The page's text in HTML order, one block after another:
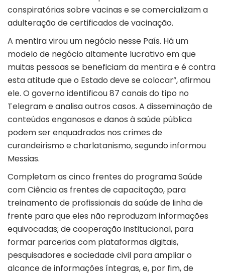
conspiratórias sobre vacinas e se comercializam a
adulteração de certificados de vacinação.
A mentira virou um negócio nesse País. Há um
modelo de negócio altamente lucrativo em que
muitas pessoas se beneficiam da mentira e é contra
esta atitude que o Estado deve se colocar”, afirmou
ele. O governo identificou 87 canais do tipo no
Telegram e analisa outros casos. A disseminação de
conteúdos enganosos e danos à saúde pública
podem ser enquadrados nos crimes de
curandeirismo e charlatanismo, segundo informou
Messias.
Completam as cinco frentes do programa Saúde
com Ciência as frentes de capacitação, para
treinamento de profissionais da saúde de linha de
frente para que eles não reproduzam informações
equivocadas; de cooperação institucional, para
formar parcerias com plataformas digitais,
pesquisadores e sociedade civil para ampliar o
alcance de informações íntegras, e, por fim, de